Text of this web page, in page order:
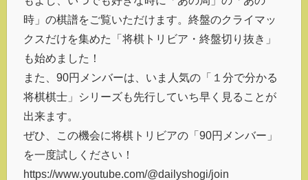
時」の棋譜をご覧いただけます。終盤のクライマッ
クスだけを集めた「将棋トリビア・終盤切り抜き」
も始めました！
また、90円メンバーは、いま人気の「１分で分かる
将棋棋士」シリーズも先行していち早く見ることが
出来ます。
ぜひ、この機会に将棋トリビアの「90円メンバー」
を一度試しください！
https://www.youtube.com/@dailyshogi/join